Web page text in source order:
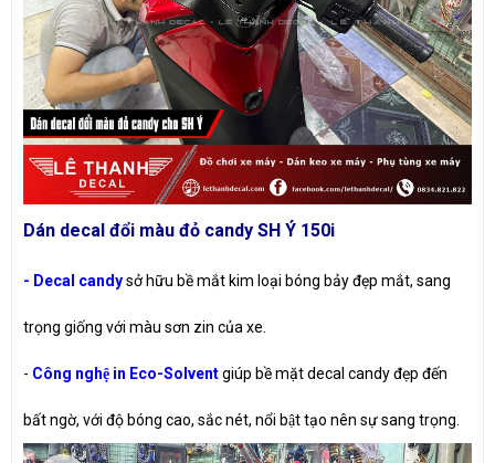
Dán decal đổi màu đỏ candy SH Ý 150i
- Decal candysở hữu bề mắt kim loại bóng bảy đẹp mắt, sang
trọng giống với màu sơn zin của xe.
- Công nghệ in Eco-Solventgiúp bề mặt decal candy đẹp đến
bất ngờ, với độ bóng cao, sắc nét, nổi bật tạo nên sự sang trọng.